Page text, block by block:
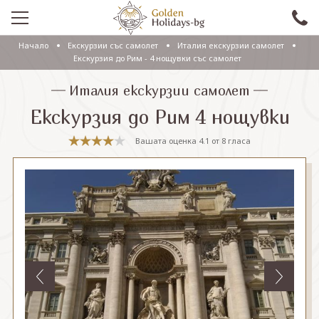
EКСКУРЗИИ СЪС САМОЛЕТ
ЕКСКУРЗИИ С АВТОБУС
САМОЛЕТНИ ПОЧИВКИ
ПОЧИВКИ С АВТОБУС
ПРАЗНИЦИ
ЕКЗОТИКА
КРУИЗИ
Проверка на резервация
Начало Eкскурзии със самолет
Италия eкскурзии самолет
Екскурзия до Рим - 4 нощувки със самолет
Италия eкскурзии самолет
Екскурзия до Рим 4 нощувки
Вашата оценка 4.1 от 8 гласа